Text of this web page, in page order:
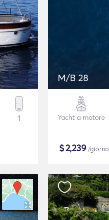
1
M/B 28
Yacht a motore
$2,239/giorno